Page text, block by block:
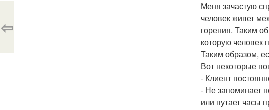
Меня зачастую
человек живет
горения. Таким
которую
Таким образом,
Вот некоторые
- Клиент
- Не запоминает
или путает часы
⇦